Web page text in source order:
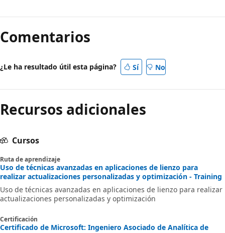
Comentarios
¿Le ha resultado útil esta página? Sí No
Recursos adicionales
Cursos
Ruta de aprendizaje
Uso de técnicas avanzadas en aplicaciones de lienzo para
realizar actualizaciones personalizadas y optimización - Training
Uso de técnicas avanzadas en aplicaciones de lienzo para realizar
actualizaciones personalizadas y optimización
Certificación
Certificado de Microsoft: Ingeniero Asociado de Analítica de